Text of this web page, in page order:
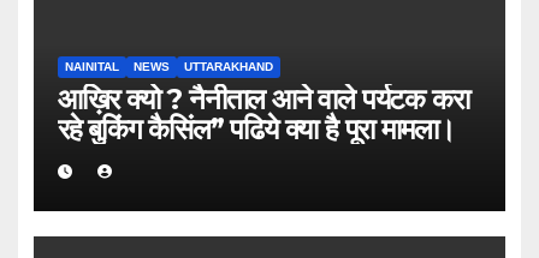
NAINITAL NEWS UTTARAKHAND
आख़िर क्यो ? नैनीताल आने वाले पर्यटक करा
रहे बुकिंग कैसिंल” पढिये क्या है पूरा मामला।